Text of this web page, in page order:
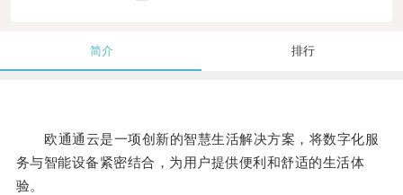
简介 排行
欧通通云是一项创新的智慧生活解决方案，将数字化服
务与智能设备紧密结合，为用户提供便利和舒适的生活体
验。